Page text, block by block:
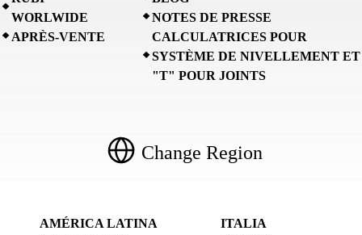
WORLWIDE
APRÈS-VENTE
NOTES DE PRESSE
CALCULATRICES POUR
SYSTÈME DE NIVELLEMENT ET
"T" POUR JOINTS
Change Region
AMÉRICA LATINA
ITALIA